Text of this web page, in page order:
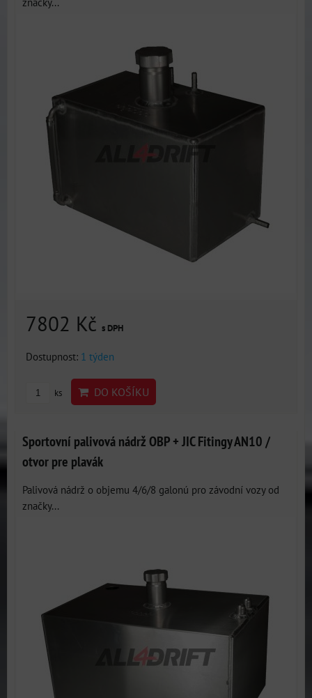
7802 Kč s DPH
Dostupnost: 1 týden
ks DO KOŠÍKU
Sportovní palivová nádrž OBP + JIC Fitingy AN10 /
otvor pre plavák
Palivová nádrž o objemu 4/6/8 galonú pro závodní vozy od
značky...